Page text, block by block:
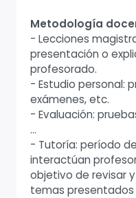
Metodología
- Lecciones
presentación o
profesorado.
- Estudio personal:
exámenes, etc.
- Evaluación:
...
- Tutoría: período
interactúan
objetivo de revisar
temas presentados